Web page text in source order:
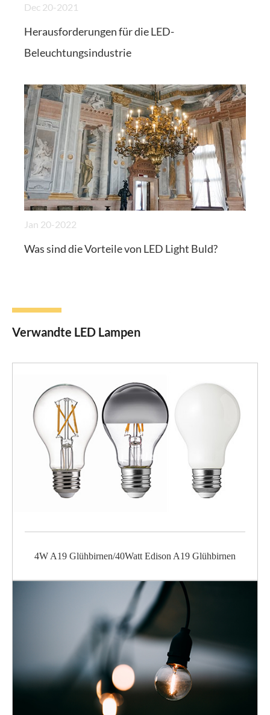
Dec 20-2021
Herausforderungen für die LED-
Beleuchtungsindustrie
Jan 20-2022
Was sind die Vorteile von LED Light Buld?
Verwandte LED Lampen
4W A19 Glühbirnen/40Watt Edison A19 Glühbirnen